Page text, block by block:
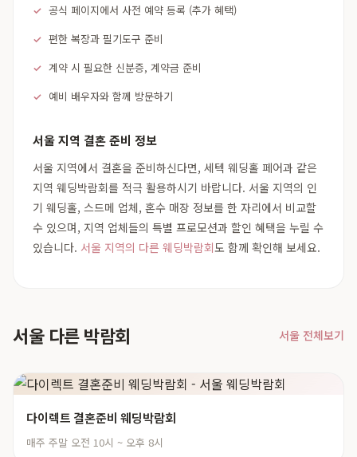
공식 페이지에서 사전 예약 등록 (추가 혜택)
편한 복장과 필기도구 준비
계약 시 필요한 신분증, 계약금 준비
예비 배우자와 함께 방문하기
서울 지역 결혼 준비 정보
서울 지역에서 결혼을 준비하신다면, 세텍 웨딩홀 페어과 같은
지역 웨딩박람회를 적극 활용하시기 바랍니다. 서울 지역의 인
기 웨딩홀, 스드메 업체, 혼수 매장 정보를 한 자리에서 비교할
수 있으며, 지역 업체들의 특별 프로모션과 할인 혜택을 누릴 수
있습니다. 서울 지역의 다른 웨딩박람회도 함께 확인해 보세요.
서울 다른 박람회 서울 전체보기
다이렉트 결혼준비 웨딩박람회
매주 주말 오전 10시 ~ 오후 8시